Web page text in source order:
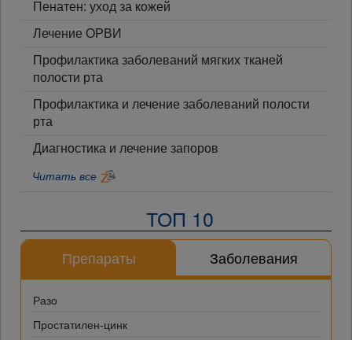
Пенатен: уход за кожей
Лечение ОРВИ
Профилактика заболеваний мягких тканей
полости рта
Профилактика и лечение заболеваний полости
рта
Диагностика и лечение запоров
Читать все
ТОП 10
Препараты Заболевания
Разо
Простатилен-цинк